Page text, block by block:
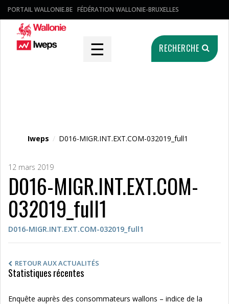
PORTAIL WALLONIE.BE FÉDÉRATION WALLONIE-BRUXELLES
☰ RECHERCHE
Iweps / D016-MIGR.INT.EXT.COM-032019_full1
12 mars 2019
D016-MIGR.INT.EXT.COM-
032019_full1
D016-MIGR.INT.EXT.COM-032019_full1
RETOUR AUX ACTUALITÉS
Statistiques récentes
Enquête auprès des consommateurs wallons – indice de la